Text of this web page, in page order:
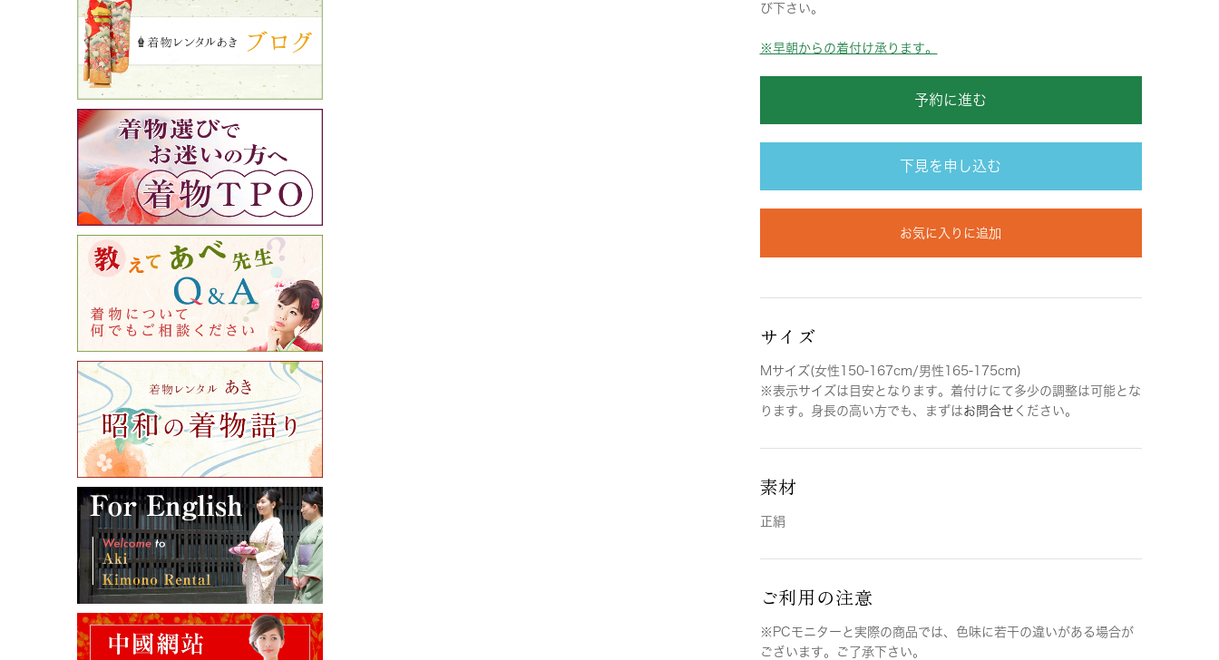
び下さい。
※早朝からの着付け承ります。
予約に進む
下見を申し込む
お気に入りに追加
サイズ
Mサイズ(女性150-167cm/男性165-175cm)
※表示サイズは目安となります。着付けにて多少の調整は可能とな
ります。身長の高い方でも、まずはお問合せ ください。
素材
正絹
ご利用の注意
※PCモニターと実際の商品では、色味に若干の違いがある場合が
ございます。ご了承下さい。